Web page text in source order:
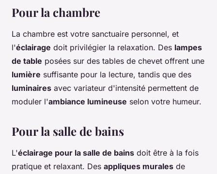
Pour la chambre
La chambre est votre sanctuaire personnel, et
l'éclairage doit privilégier la relaxation. Des lampes
de table posées sur des tables de chevet offrent une
lumière suffisante pour la lecture, tandis que des
luminaires avec variateur d'intensité permettent de
moduler l'ambiance lumineuse selon votre humeur.
Pour la salle de bains
L'éclairage pour la salle de bains doit être à la fois
pratique et relaxant. Des appliques murales de